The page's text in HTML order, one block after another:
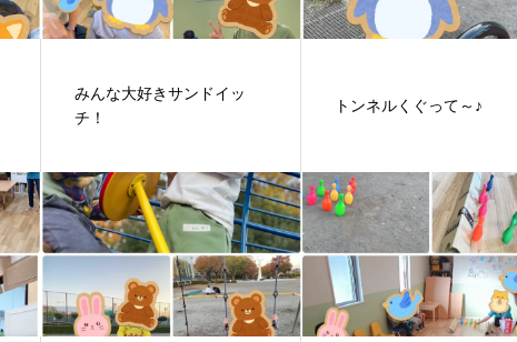
みんな大好きサンドイッ
チ！
トンネルくぐって～♪